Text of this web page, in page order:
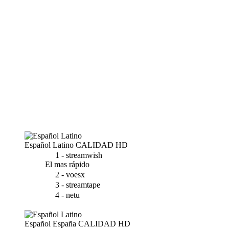
Español Latino CALIDAD HD
1 - streamwish
El mas rápido
2 - voesx
3 - streamtape
4 - netu
Español España CALIDAD HD